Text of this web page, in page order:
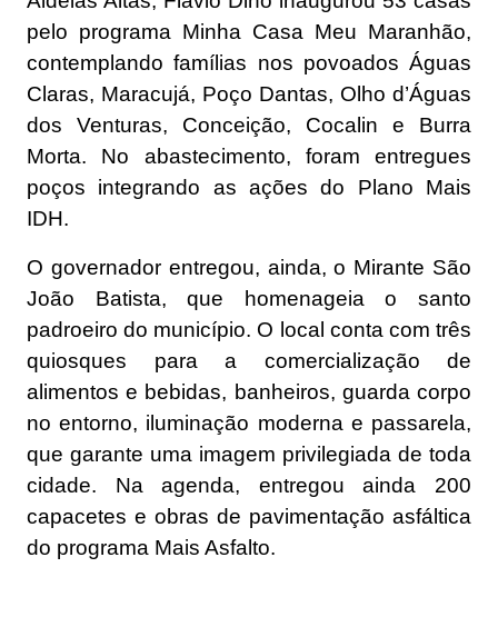
pelo programa Minha Casa Meu Maranhão,
contemplando famílias nos povoados Águas
Claras, Maracujá, Poço Dantas, Olho d’Águas
dos Venturas, Conceição, Cocalin e Burra
Morta. No abastecimento, foram entregues
poços integrando as ações do Plano Mais
IDH.
O governador entregou, ainda, o Mirante São
João Batista, que homenageia o santo
padroeiro do município. O local conta com três
quiosques para a comercialização de
alimentos e bebidas, banheiros, guarda corpo
no entorno, iluminação moderna e passarela,
que garante uma imagem privilegiada de toda
cidade. Na agenda, entregou ainda 200
capacetes e obras de pavimentação asfáltica
do programa Mais Asfalto.